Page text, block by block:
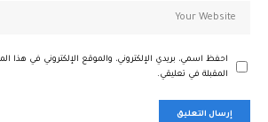
احفظ اسمي، بريدي الإلكتروني، والموقع الإلكتروني في هذا
المقبلة في تعليقي.